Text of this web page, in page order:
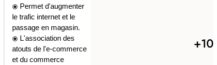
radio_button_checked Permet d'augmenter
le trafic internet et le
passage en magasin.
radio_button_checked L'association des
atouts de l'e-commerce
et du commerce